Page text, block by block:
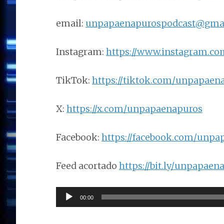
email:
Instagram: https://
TikTok: https://tiktok.com/
X: https://x.com/unpapaenapuros
Facebook: https://facebook.com/
Feed acortado https://bit.ly/
Reproductor
de
00:00